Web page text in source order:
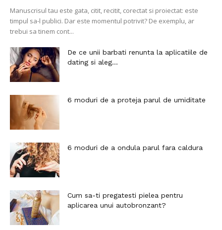
Manuscrisul tau este gata, citit, recitit, corectat si proiectat: este
timpul sa-l publici. Dar este momentul potrivit? De exemplu, ar
trebui sa tinem cont...
De ce unii barbati renunta la aplicatiile de
dating si aleg...
6 moduri de a proteja parul de umiditate
6 moduri de a ondula parul fara caldura
Cum sa-ti pregatesti pielea pentru
aplicarea unui autobronzant?